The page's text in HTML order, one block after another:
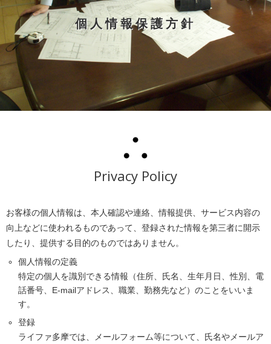
個人情報保護方針
Privacy Policy
お客様の個人情報は、本人確認や連絡、情報提供、サービス内容の
向上などに使われるものであって、登録された情報を第三者に開示
したり、提供する目的のものではありません。
個人情報の定義
特定の個人を識別できる情報（住所、氏名、生年月日、性別、電
話番号、E-mailアドレス、職業、勤務先など）のことをいいま
す。
登録
ライファ多摩では、メールフォーム等について、氏名やメールア